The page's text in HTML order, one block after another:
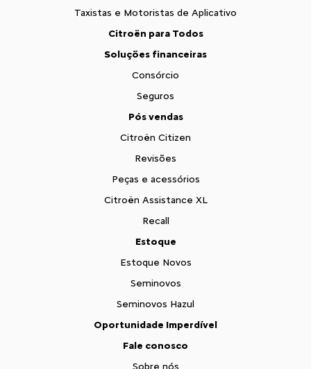
Taxistas e Motoristas de Aplicativo
Citroën para Todos
Soluções financeiras
Consórcio
Seguros
Pós vendas
Citroën Citizen
Revisões
Peças e acessórios
Citroën Assistance XL
Recall
Estoque
Estoque Novos
Seminovos
Seminovos Hazul
Oportunidade Imperdível
Fale conosco
Sobre nós